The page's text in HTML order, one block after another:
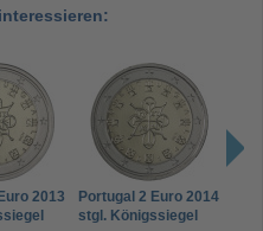
2013
Portugal 2 Euro 2014
stgl. Königssiegel